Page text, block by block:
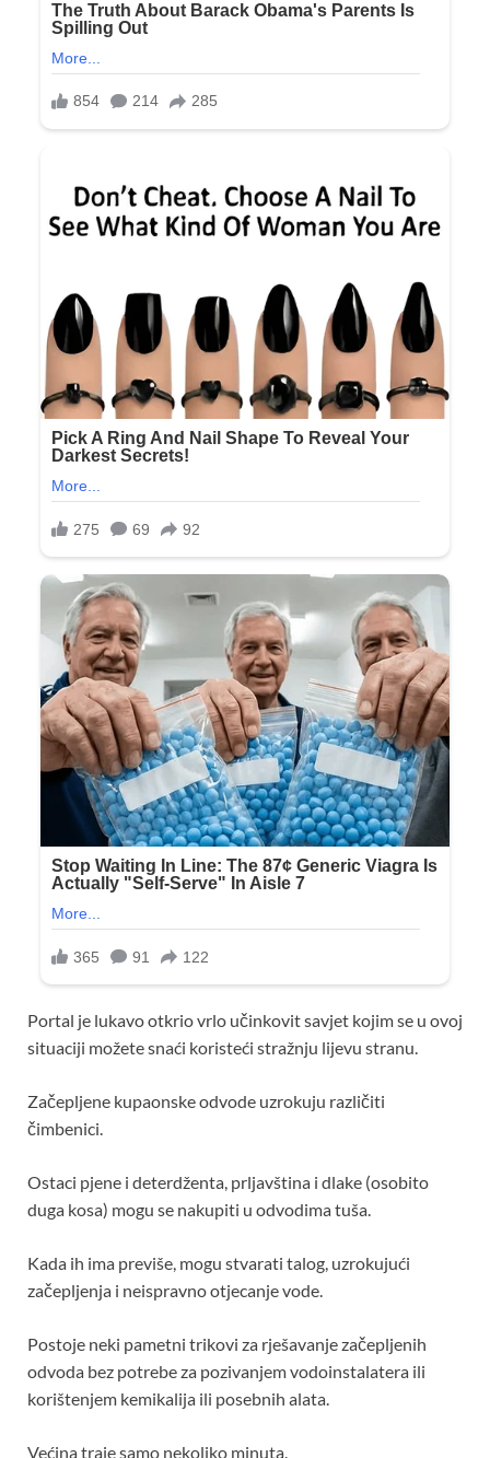
Portal je lukavo otkrio vrlo učinkovit savjet kojim se u ovoj
situaciji možete snaći koristeći stražnju lijevu stranu.
Začepljene kupaonske odvode uzrokuju različiti
čimbenici.
Ostaci pjene i deterdženta, prljavština i dlake (osobito
duga kosa) mogu se nakupiti u odvodima tuša.
Kada ih ima previše, mogu stvarati talog, uzrokujući
začepljenja i neispravno otjecanje vode.
Postoje neki pametni trikovi za rješavanje začepljenih
odvoda bez potrebe za pozivanjem vodoinstalatera ili
korištenjem kemikalija ili posebnih alata.
Većina traje samo nekoliko minuta.